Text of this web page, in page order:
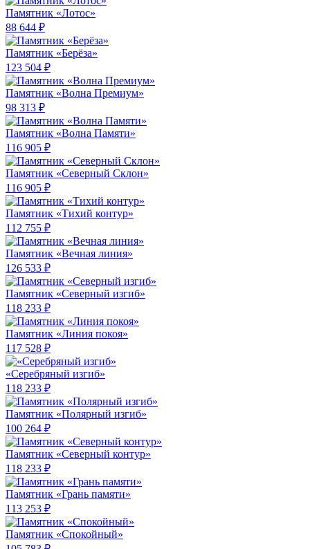
Памятник «Лотос»
88 644 ₽
Памятник «Берёза»
123 504 ₽
Памятник «Волна Премиум»
98 313 ₽
Памятник «Волна Памяти»
116 905 ₽
Памятник «Северный Склон»
116 905 ₽
Памятник «Тихий контур»
112 755 ₽
Памятник «Вечная линия»
126 533 ₽
Памятник «Северный изгиб»
118 233 ₽
Памятник «Линия покоя»
117 528 ₽
«Серебряный изгиб»
118 233 ₽
Памятник «Полярный изгиб»
100 264 ₽
Памятник «Северный контур»
118 233 ₽
Памятник «Грань памяти»
113 253 ₽
Памятник «Спокойный»